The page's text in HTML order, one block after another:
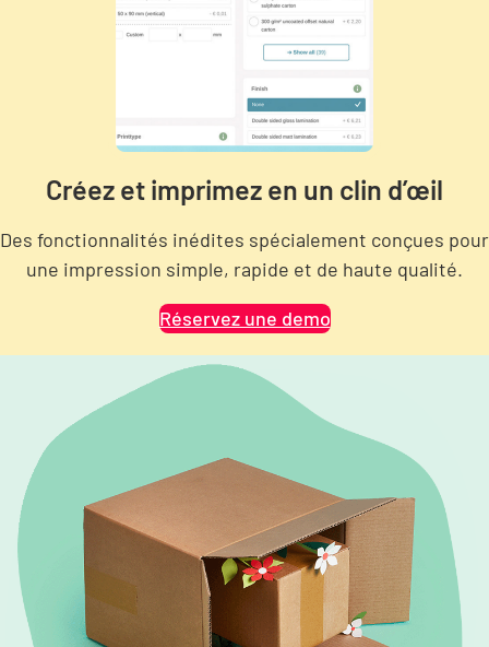
Créez et imprimez en un clin d’œil
Des fonctionnalités inédites spécialement conçues pour
une impression simple, rapide et de haute qualité.
Réservez une demo